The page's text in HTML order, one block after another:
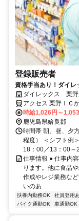
登録販売者
資格手当あり！ダイレ
きませんか？
ダイレックス 栗
アクセス 栗野ＩＣ
時給1,026円～
鹿児島県姶良郡
時間帯 朝、昼、夕
程度） ＜シフト例
18：00／13：00～
仕事情報 ● 仕事内
ります。他に食品
作成やレジ業務な
いのあ...
扶養内勤務OK 社員登用
バイク通勤OK
車通勤OK